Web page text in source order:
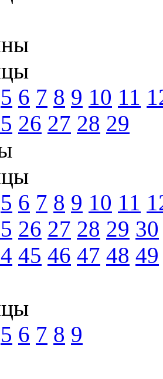
5 6 7 8 9 10 11
26 27 28 29
5 6 7 8 9 10 11
26 27 28 29 30
45 46 47 48 49
5 6 7 8 9